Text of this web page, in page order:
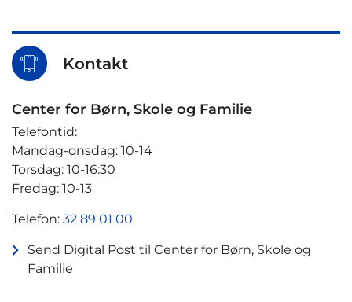
Kontakt
Center for Børn, Skole og Familie
Telefontid:
Mandag-onsdag: 10-14
Torsdag: 10-16:30
Fredag: 10-13
Telefon: 32 89 01 00
Send Digital Post til Center for Børn, Skole og
Familie